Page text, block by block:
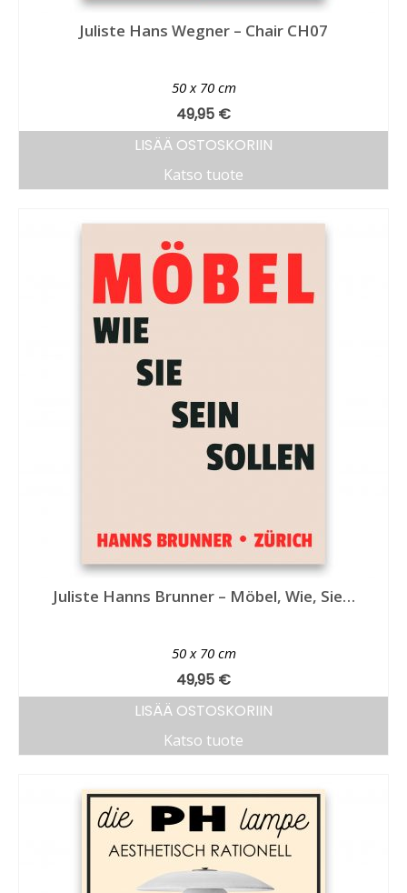
Juliste Hans Wegner – Chair CH07
50 x 70 cm
49,95 €
LISÄÄ OSTOSKORIIN
Katso tuote
Juliste Hanns Brunner – Möbel, Wie, Sie…
50 x 70 cm
49,95 €
LISÄÄ OSTOSKORIIN
Katso tuote